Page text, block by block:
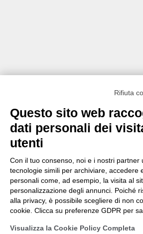
Rifiuta
Questo sito web
dati personali dei
utenti
Con il tuo consenso, noi e i nostri partner
tecnologie simili per archiviare, accedere
personali come, ad esempio, la visita al
personalizzazione degli annunci. Poiché
alla privacy, è possibile scegliere di non
cookie. Clicca su preferenze GDPR per
Visualizza la Cookie Policy Completa